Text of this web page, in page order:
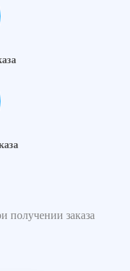
получении заказа